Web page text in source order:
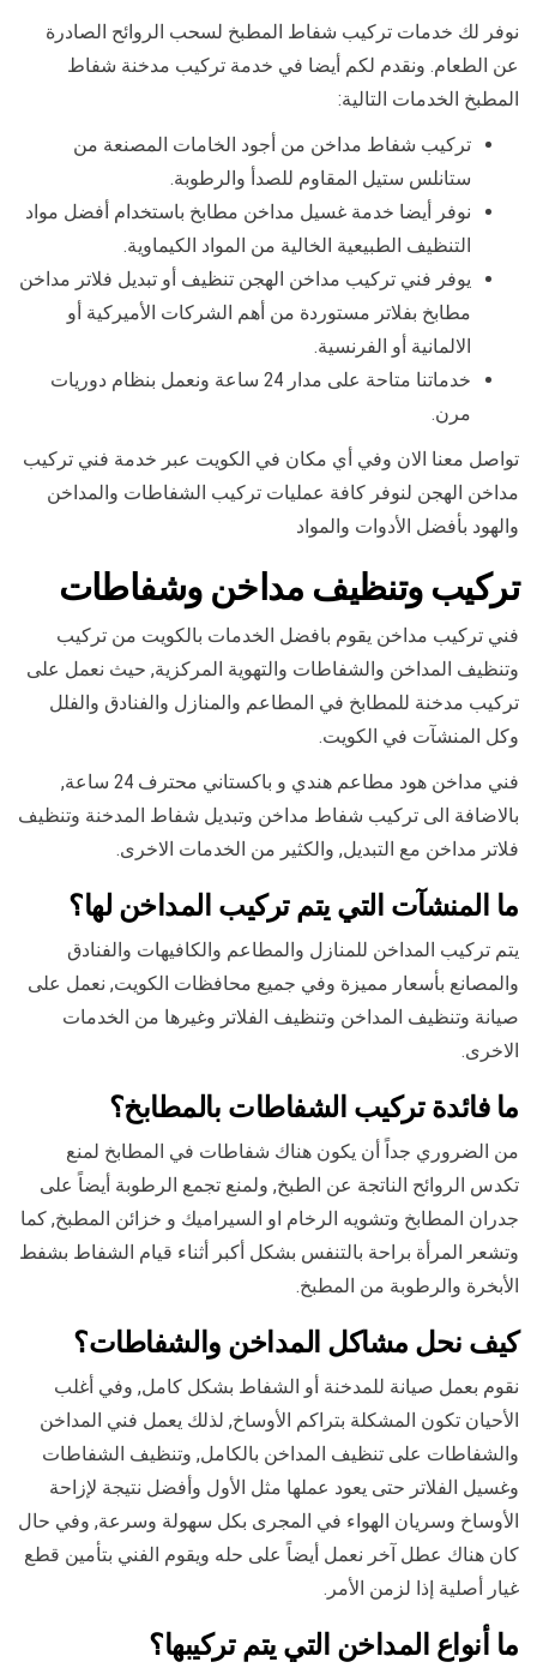
نوفر لك خدمات تركيب شفاط المطبخ لسحب الروائح الصادرة
عن الطعام. ونقدم لكم أيضا في خدمة تركيب مدخنة شفاط
المطبخ الخدمات التالية:
تركيب شفاط مداخن من أجود الخامات المصنعة من
ستانلس ستيل المقاوم للصدأ والرطوبة.
نوفر أيضا خدمة غسيل مداخن مطابخ باستخدام أفضل مواد
التنظيف الطبيعية الخالية من المواد الكيماوية.
يوفر فني تركيب مداخن الهجن تنظيف أو تبديل فلاتر مداخن
مطابخ بفلاتر مستوردة من أهم الشركات الأميركية أو
الالمانية أو الفرنسية.
خدماتنا متاحة على مدار 24 ساعة ونعمل بنظام دوريات
مرن.
تواصل معنا الان وفي أي مكان في الكويت عبر خدمة فني تركيب
مداخن الهجن لنوفر كافة عمليات تركيب الشفاطات والمداخن
والهود بأفضل الأدوات والمواد
تركيب وتنظيف مداخن وشفاطات
فني تركيب مداخن يقوم بافضل الخدمات بالكويت من تركيب
وتنظيف المداخن والشفاطات والتهوية المركزية, حيث نعمل على
تركيب مدخنة للمطابخ في المطاعم والمنازل والفنادق والفلل
وكل المنشآت في الكويت.
فني مداخن هود مطاعم هندي و باكستاني محترف 24 ساعة,
بالاضافة الى تركيب شفاط مداخن وتبديل شفاط المدخنة وتنظيف
فلاتر مداخن مع التبديل, والكثير من الخدمات الاخرى.
ما المنشآت التي يتم تركيب المداخن لها؟
يتم تركيب المداخن للمنازل والمطاعم والكافيهات والفنادق
والمصانع بأسعار مميزة وفي جميع محافظات الكويت, نعمل على
صيانة وتنظيف المداخن وتنظيف الفلاتر وغيرها من الخدمات
الاخرى.
ما فائدة تركيب الشفاطات بالمطابخ؟
من الضروري جداً أن يكون هناك شفاطات في المطابخ لمنع
تكدس الروائح الناتجة عن الطبخ, ولمنع تجمع الرطوبة أيضاً على
جدران المطابخ وتشويه الرخام او السيراميك و خزائن المطبخ, كما
وتشعر المرأة براحة بالتنفس بشكل أكبر أثناء قيام الشفاط بشفط
الأبخرة والرطوبة من المطبخ.
كيف نحل مشاكل المداخن والشفاطات؟
نقوم بعمل صيانة للمدخنة أو الشفاط بشكل كامل, وفي أغلب
الأحيان تكون المشكلة بتراكم الأوساخ, لذلك يعمل فني المداخن
والشفاطات على تنظيف المداخن بالكامل, وتنظيف الشفاطات
وغسيل الفلاتر حتى يعود عملها مثل الأول وأفضل نتيجة لإزاحة
الأوساخ وسريان الهواء في المجرى بكل سهولة وسرعة, وفي حال
كان هناك عطل آخر نعمل أيضاً على حله ويقوم الفني بتأمين قطع
غيار أصلية إذا لزمن الأمر.
ما أنواع المداخن التي يتم تركيبها؟